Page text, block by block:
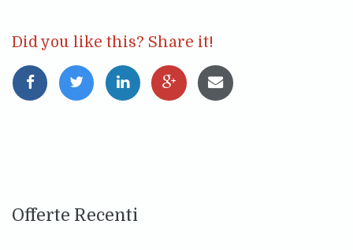
Did you like this? Share it!
Offerte Recenti